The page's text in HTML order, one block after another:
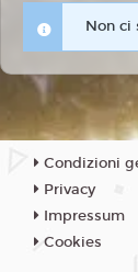
Non ci
Condizioni
Privacy
Impressum
Cookies